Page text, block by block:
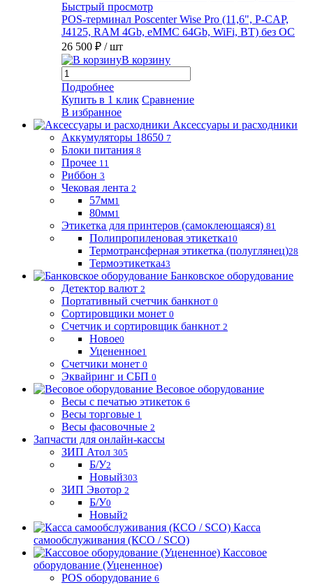
Быстрый просмотр
POS-терминал Poscenter Wise Pro (11,6", P-CAP,
J4125, RAM 4Gb, eMMC 64Gb, WiFi, BT) без ОС
26 500 ₽ / шт
В корзину
Подробнее
Купить в 1 клик Сравнение
В избранное
Аксессуары и расходники
Аккумуляторы 18650 7
Блоки питания 8
Прочее 11
Риббон 3
Чековая лента 2
57мм1
80мм1
Этикетка для принтеров (самоклеющаяся) 81
Полипропиленовая этикетка10
Термотрансферная этикетка (полуглянец)28
Термоэтикетка43
Банковское оборудование
Детектор валют 2
Портативный счетчик банкнот 0
Сортировщики монет 0
Счетчик и сортировщик банкнот 2
Новое0
Уцененное1
Счетчики монет 0
Эквайринг и СБП 0
Весовое оборудование
Весы с печатью этикеток 6
Весы торговые 1
Весы фасовочные 2
Запчасти для онлайн-кассы
ЗИП Атол 305
Б/У2
Новый303
ЗИП Эвотор 2
Б/У0
Новый2
Касса
самообслуживания (КСО / SCO)
Кассовое
оборудование (Уцененное)
POS оборудование 6